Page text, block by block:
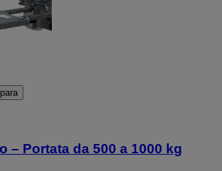
– Portata da 500 a 1000 kg